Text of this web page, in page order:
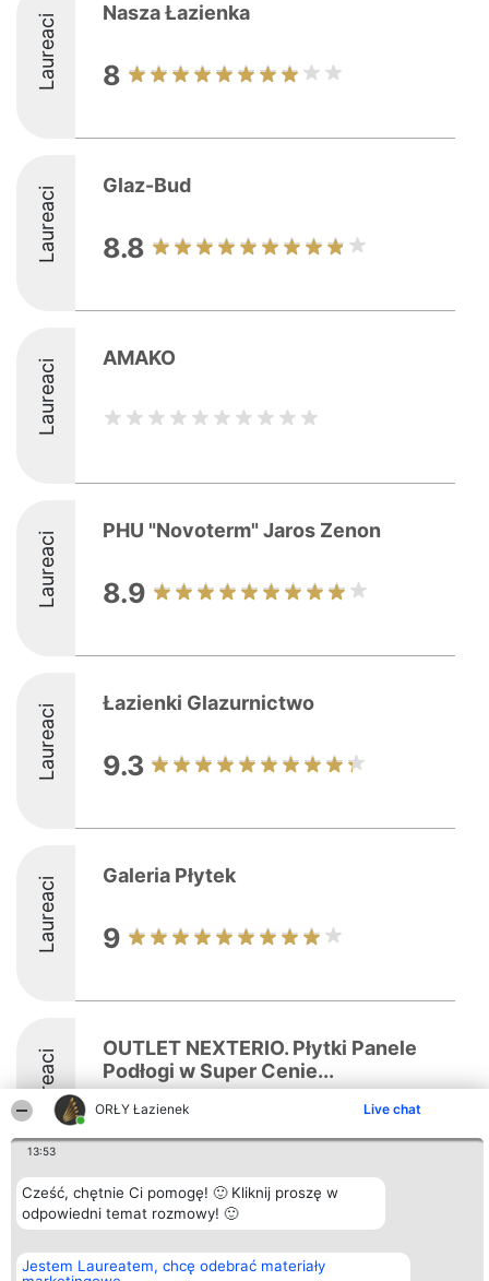
ORŁY Łazienek Live chat
13:53
Cześć, chętnie Ci pomogę! 🙂 Kliknij proszę w
odpowiedni temat rozmowy! 🙂
Jestem Laureatem, chcę odebrać materiały
Laureaci Nasza Łazienka
8
Laureaci Glaz-Bud
8.8
Laureaci AMAKO
Laureaci PHU "Novoterm" Jaros Zenon
8.9
Laureaci Łazienki Glazurnictwo
9.3
Laureaci Galeria Płytek
9
Laureaci
OUTLET NEXTERIO. Płytki Panele
Podłogi w Super Cenie...
8.7
Organizator plebiscytu
Bright Side Solutions sp. z o.
ul. Ruska 22
Plebiscyt
Laureaci
wszystkich
Kontakt